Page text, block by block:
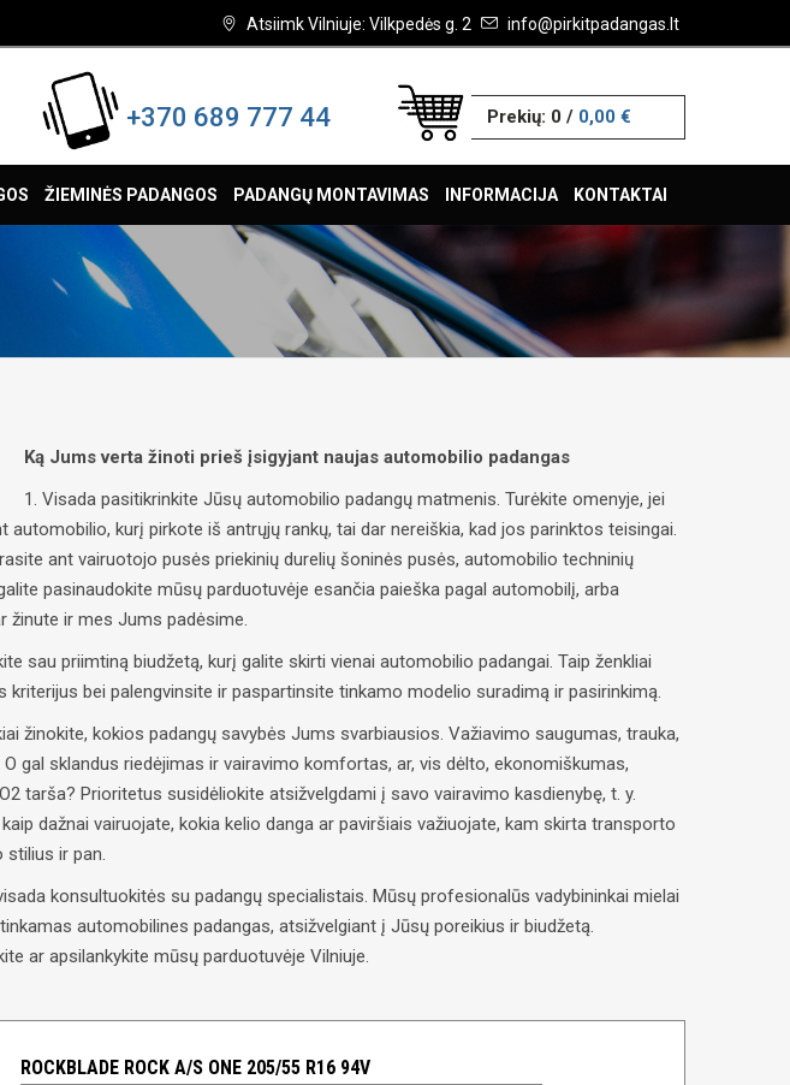
Atsiimk Vilniuje: Vilkpedės g. 2 info@pirkitpadangas.lt
+370 689 777 44 Prekių: 0/ 0,00 €
ŽIEMINĖS PADANGOS PADANGŲ MONTAVIMAS INFORMACIJA KONTAKTAI
Ką Jums verta žinoti prieš įsigyjant naujas automobilio padangas
1. Visada pasitikrinkite Jūsų automobilio padangų matmenis. Turėkite omenyje, jei
kurį pirkote iš antrųjų rankų, tai dar nereiškia, kad jos parinktos teisingai.
ant vairuotojo pusės priekinių durelių šoninės pusės, automobilio techninių
pasinaudokite mūsų parduotuvėje esančia paieška pagal automobilį, arba
žinute ir mes Jums padėsime.
sau priimtiną biudžetą, kurį galite skirti vienai automobilio padangai. Taip ženkliai
kriterijus bei palengvinsite ir paspartinsite tinkamo modelio suradimą ir pasirinkimą.
žinokite, kokios padangų savybės Jums svarbiausios. Važiavimo saugumas, trauka,
gal sklandus riedėjimas ir vairavimo komfortas, ar, vis dėlto, ekonomiškumas,
tarša? Prioritetus susidėliokite atsižvelgdami į savo vairavimo kasdienybę, t. y.
dažnai vairuojate, kokia kelio danga ar paviršiais važiuojate, kam skirta transporto
stilius ir pan.
konsultuokitės su padangų specialistais. Mūsų profesionalūs vadybininkai mielai
automobilines padangas, atsižvelgiant į Jūsų poreikius ir biudžetą.
ar apsilankykite mūsų parduotuvėje Vilniuje.
ROCKBLADE ROCK A/S ONE 205/55 R16 94V